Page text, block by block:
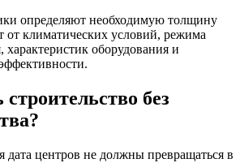
определяют необходимую толщину
от климатических условий, режима
характеристик оборудования и
без
дата центров не должны превращаться в